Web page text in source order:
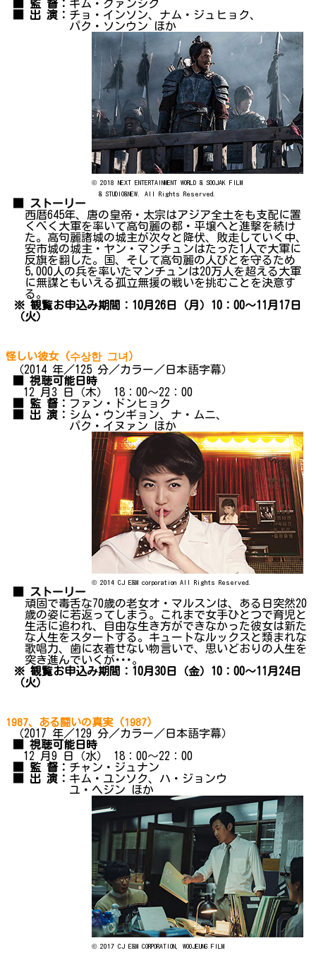
■ 監 督： キム・グァンシク
■ 出 演： チョ・インソン、ナム・ジュヒョク、
パク・ソンウン ほか
© 2018 NEXT ENTERTAINMENT WORLD & SOOJAK FILM
& STUDIO&NEW. All Rights Reserved.
■ ストーリー
西暦645年、唐の皇帝・太宗はアジア全土をも支配に置
くべく大軍を率いて高句麗の都・平壌へと進撃を続け
た。高句麗諸城の城主が次々と降伏、敗走していく中、
安市城の城主・ヤン・マンチュンはたった1人で大軍に
反旗を翻した。国、そして高句麗の人びとを守るため
5,000人の兵を率いたマンチュンは20万人を超える大軍
に無謀ともいえる孤立無援の戦いを挑むことを決意す
る。
※ 観覧お申込み期間：10月26日（月）10：00～11月17日
（火）
怪しい彼女 (수상한 그녀）
（2014 年／125 分／カラー／日本語字幕）
■ 視聴可能日時
12 月3 日（木） 18：00～22：00
■ 監 督： ファン・ドンヒョク
■ 出 演： シム・ウンギョン、ナ・ムニ、
パク・イヌァン ほか
© 2014 CJ E&M corporation All Rights Reserved.
■ ストーリー
頑固で毒舌な70歳の老女オ・マルスンは、ある日突然20
歳の姿に若返ってしまう。これまで女手ひとつで育児と
生活に追われ、自由な生き方ができなかった彼女は新た
な人生をスタートする。キュートなルックスと類まれな
歌唱力、歯に衣着せない物言いで、思いどおりの人生を
突き進んでいくが･･･。
※ 観覧お申込み期間：10月30日（金）10：00～11月24日
（火）
1987、ある闘いの真実 (1987）
（2017 年／129 分／カラー／日本語字幕）
■ 視聴可能日時
12 月9 日（水） 18：00～22：00
■ 監 督： チャン・ジュナン
■ 出 演： キム・ユンソク、ハ・ジョンウ
ユ・ヘジン ほか
© 2017 CJ E&M CORPORATION, WOOJEUNG FILM